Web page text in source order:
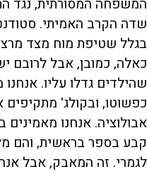
המשפחה המסורתית, נגד
שדה הקרב האמיתי.
בגלל שטיפת מוח מצד
כאלה, כמובן, אבל לרובם
שהילדים גדלו עליו.
כפשוטו, ובקולג'
אבולוציה. אנחנו
קבע בספר בראשית, והם
לגמרי. זה המאבק, אבל